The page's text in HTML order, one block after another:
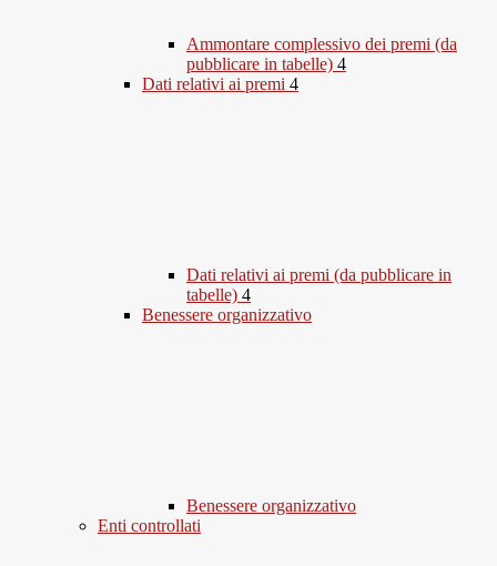
Ammontare complessivo dei premi (da
pubblicare in tabelle) 4
Dati relativi ai premi 4
Dati relativi ai premi (da pubblicare in
tabelle) 4
Benessere organizzativo
Benessere organizzativo
Enti controllati